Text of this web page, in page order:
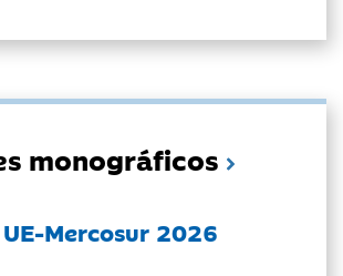
monográficos
Mercosur 2026